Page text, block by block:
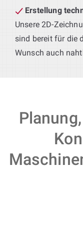
Erstellung
Unsere 2D-
sind bereit für die
Wunsch auch